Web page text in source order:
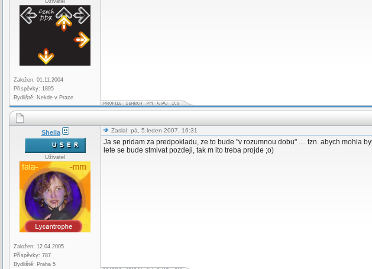
Uživatel
Založen: 01.11.2004
Příspěvky: 1895
Bydliště: Nekde v Praze
Sheila
Uživatel
Založen: 12.04.2005
Příspěvky: 787
Bydliště: Praha 5
Zaslal: pá, 5.leden 2007, 16:31
Ja se pridam za predpokladu, ze to bude "v rozumnou dobu" .... tzn. abych mohla
lete se bude stmivat pozdeji, tak m ito treba projde ;o)